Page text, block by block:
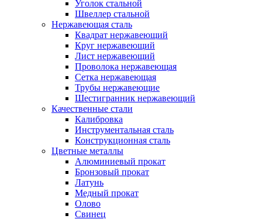
Уголок стальной
Швеллер стальной
Нержавеющая сталь
Квадрат нержавеющий
Круг нержавеющий
Лист нержавеющий
Проволока нержавеющая
Сетка нержавеющая
Трубы нержавеющие
Шестигранник нержавеющий
Качественные стали
Калибровка
Инструментальная сталь
Конструкционная сталь
Цветные металлы
Алюминиевый прокат
Бронзовый прокат
Латунь
Медный прокат
Олово
Свинец